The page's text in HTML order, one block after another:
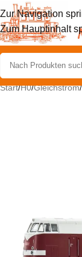
Zur Navigation
Zum Hauptinhalt
Start/H0/Gleichstrom/